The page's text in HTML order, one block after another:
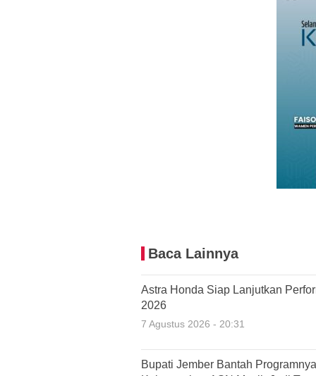
Baca Lainnya
Astra Honda Siap Lanjutkan
2026
7 Agustus 2026 - 20:31
Bupati Jember Bantah